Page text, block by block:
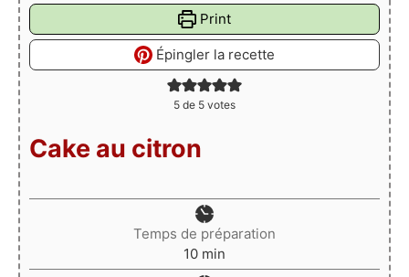
Print
Épingler la recette
5 de 5 votes
Cake au citron
Temps de préparation
10minutes
min